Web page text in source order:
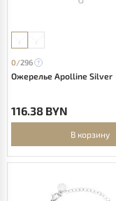
0/296
Ожерелье Apolline Silver
116.38 BYN
В корзину